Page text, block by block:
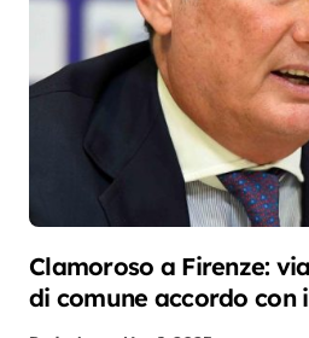
Clamoroso a Firenze:
di comune accordo con